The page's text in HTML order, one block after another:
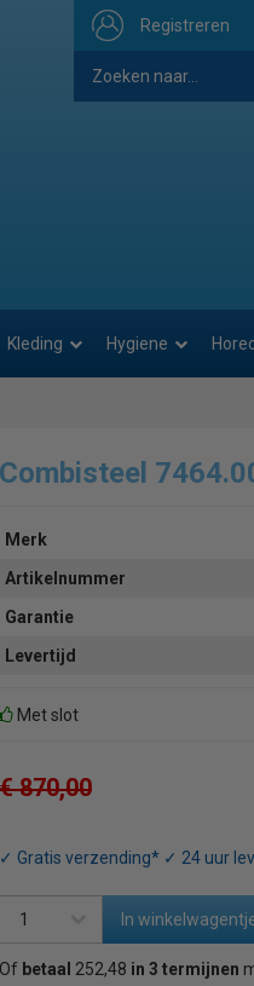
Registreren
Kleding Hygiene
Combisteel
Merk
Artikelnummer
Garantie
Levertijd
Met slot
€ 870,00
✓ Gratis verzending* ✓ 24 uur
In
Of betaal 252,48 in 3 termijnen